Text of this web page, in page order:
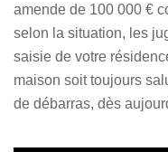
amende de 100 000 €
selon la situation, les
saisie de votre
maison soit toujours
de débarras, dès